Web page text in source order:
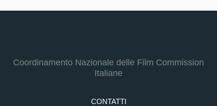
Coordinamento Nazionale delle Film Commission
Italiane
CONTATTI